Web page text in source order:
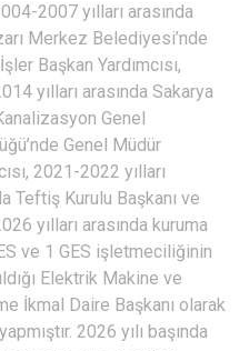
2007 yılları arasında
Merkez Belediyesi’nde
Başkan Yardımcısı,
yılları arasında Sakarya
Genel
Genel Müdür
2021-2022 yılları
Teftiş Kurulu Başkanı ve
yılları arasında kuruma
ve 1 GES işletmeciliğinin
Elektrik Makine ve
İkmal Daire Başkanı olarak
2026 yılı başında